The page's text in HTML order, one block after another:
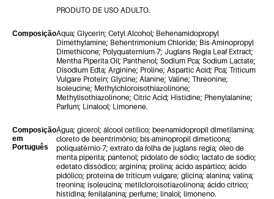
PRODUTO DE USO ADULTO.
ComposiçãoAqua; Glycerin; Cetyl Alcohol; Behenamidopropyl
Dimethylamine; Behentrimonium Chloride; Bis-Aminopropyl
Dimethicone; Polyquaternium-7; Juglans Regia Leaf Extract;
Mentha Piperita Oil; Panthenol; Sodium Pca; Sodium Lactate;
Disodium Edta; Arginine; Proline; Aspartic Acid; Pca; Triticum
Vulgare Protein; Glycine; Alanine; Valine; Threonine;
Isoleucine; Methylchloroisothiazolinone;
Methylisothiazolinone; Citric Acid; Histidine; Phenylalanine;
Parfum; Linalool; Limonene.
Composição
em
Português
Água; gicerol; álcool cetílico; beenamidopropil dimetilamina;
cloreto de beentrimônio; bis-aminopropil dimeticona;
poliquatérnio-7; extrato da folha de juglans regia; óleo de
menta piperita; pantenol; pidolato de sódio; lactato de sódio;
edetato dissódico; arginina; prolina; ácido aspártico; ácido
pidólico; proteína de triticum vulgare; glicina; alanina; valina;
treonina; isoleucina; metilcloroisotiazolinona; ácido cítrico;
histidina; fenilalanina; perfume; linalol; limoneno.